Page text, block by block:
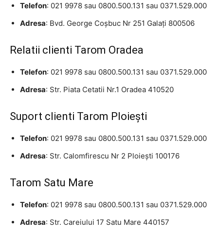
Telefon: 021 9978 sau 0800.500.131 sau 0371.529.000
Adresa: Bvd. George Coşbuc Nr 251 Galaţi 800506
Relatii clienti Tarom Oradea
Telefon: 021 9978 sau 0800.500.131 sau 0371.529.000
Adresa: Str. Piata Cetatii Nr.1 Oradea 410520
Suport clienti Tarom Ploieşti
Telefon: 021 9978 sau 0800.500.131 sau 0371.529.000
Adresa: Str. Calomfirescu Nr 2 Ploieşti 100176
Tarom Satu Mare
Telefon: 021 9978 sau 0800.500.131 sau 0371.529.000
Adresa: Str. Careiului 17 Satu Mare 440157